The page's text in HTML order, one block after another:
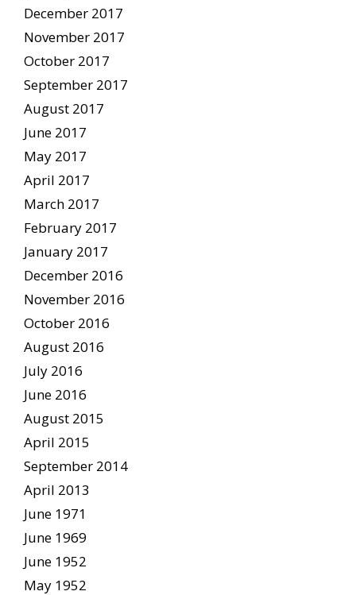
December 2017
November 2017
October 2017
September 2017
August 2017
June 2017
May 2017
April 2017
March 2017
February 2017
January 2017
December 2016
November 2016
October 2016
August 2016
July 2016
June 2016
August 2015
April 2015
September 2014
April 2013
June 1971
June 1969
June 1952
May 1952